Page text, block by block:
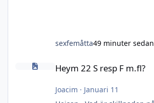
sexfemåtta49 minuter sedan
Heym 22 S resp F m.fl?
Heym 22 S resp F m.fl?
Joacim · Januari 11